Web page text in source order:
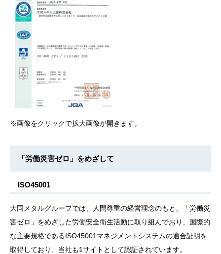
※画像をクリックで拡大画像が開きます。
「労働災害ゼロ」をめざして
ISO45001
大同メタルグループでは、人間尊重の経営理念のもと、「労働災
害ゼロ」をめざした労働安全衛生活動に取り組んでおり、国際的
な主要規格であるISO45001マネジメントシステムの適合証明を
取得しており、当社も1サイトとして認証されています。